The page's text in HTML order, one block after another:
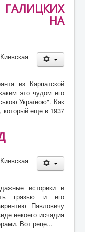
НА
из Карпатской
это чудом его
Україною". Как
который еще в 1937
историки и
грязью и его
Павловичу
некоего исчадия
Вот реце...